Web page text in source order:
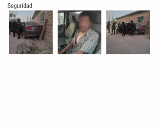
Seguridad